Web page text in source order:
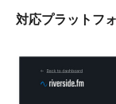
対応プラットフ